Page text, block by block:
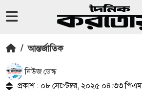
/ আন্তর্জাতিক
নিউজ ডেস্ক
প্রকাশ : ০৮ সেপ্টেম্বর, ২০২৫ ০৪:৩৩ পিএম